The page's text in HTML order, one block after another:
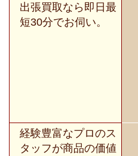
出張買取なら即日最
短30分でお伺い。
経験豊富なプロのス
タッフが商品の価値